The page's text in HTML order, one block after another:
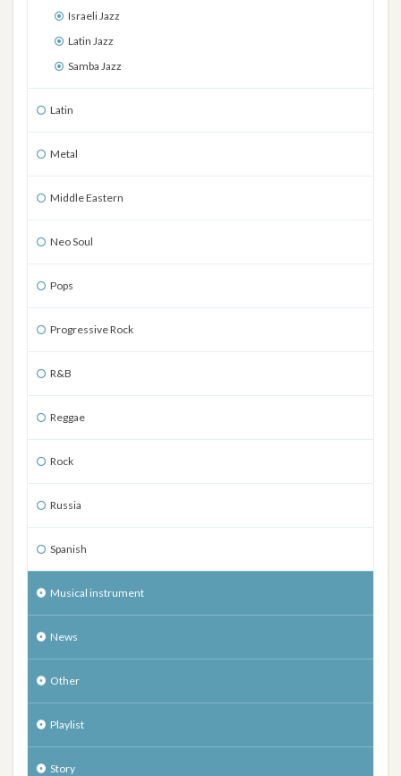
Israeli Jazz
Latin Jazz
Samba Jazz
Latin
Metal
Middle Eastern
Neo Soul
Pops
Progressive Rock
R&B
Reggae
Rock
Russia
Spanish
Musical instrument
News
Other
Playlist
Story